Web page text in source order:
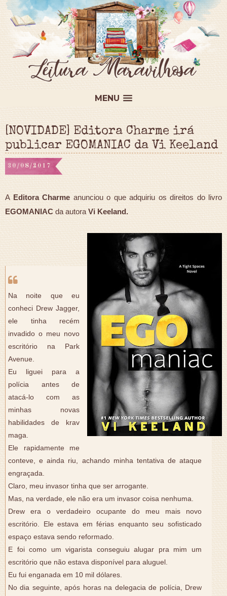
MENU
[NOVIDADE] Editora Charme irá
publicar EGOMANIAC da Vi Keeland
30/08/2017
A Editora Charmeanunciou o que adquiriu os direitos do livro
EGOMANIACda autora Vi Keeland.
Na noite que eu
conheci Drew Jagger,
ele tinha recém
invadido o meu novo
escritório na Park
Avenue.
Eu liguei para a
polícia antes de
atacá-lo com as
minhas novas
habilidades de krav
maga.
Ele rapidamente me
conteve, e ainda riu, achando minha tentativa de ataque
engraçada.
Claro, meu invasor tinha que ser arrogante.
Mas, na verdade, ele não era um invasor coisa nenhuma.
Drew era o verdadeiro ocupante do meu mais novo
escritório. Ele estava em férias enquanto seu sofisticado
espaço estava sendo reformado.
E foi como um vigarista conseguiu alugar pra mim um
escritório que não estava disponível para aluguel.
Eu fui enganada em 10 mil dólares.
No dia seguinte, após horas na delegacia de polícia, Drew